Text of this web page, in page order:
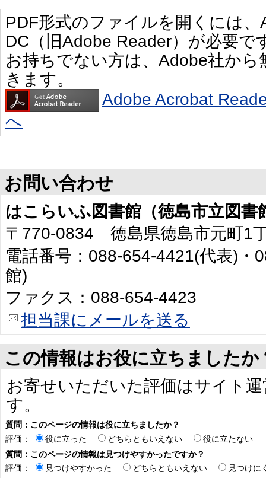
PDF形式のファイルを開くには
DC（旧Adobe Reader）が必要で
お持ちでない方は、Adobe社か
きます。
Adobe Acrobat
へ
お問い合わせ
はこらいふ図書館（徳島市立図書
〒770-0834 徳島県徳島市元町1
電話番号：088-654-4421(代表)・
館)
ファクス：088-654-4423
担当課にメールを送る
この情報はお役に立ちましたか
お寄せいただいた評価はサイト
す。
質問：このページの情報は役に立ちましたか？
評価：
役に立った どちらともいえない
役に立たない
質問：このページの情報は見つけやすかったですか？
評価：
見つけやすかった どちらともいえない 見つけに